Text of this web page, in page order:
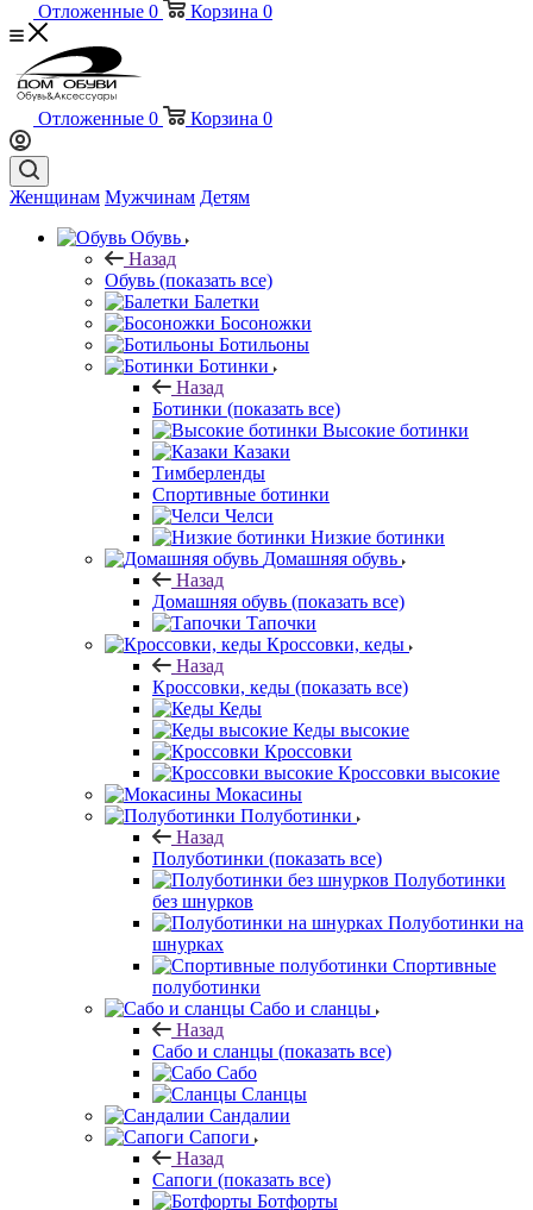
Отложенные 0 Корзина 0
Отложенные 0 Корзина 0
Женщинам Мужчинам Детям
Обувь
Назад
Обувь (показать все)
Балетки
Босоножки
Ботильоны
Ботинки
Назад
Ботинки (показать все)
Высокие ботинки
Казаки
Тимберленды
Спортивные ботинки
Челси
Низкие ботинки
Домашняя обувь
Назад
Домашняя обувь (показать все)
Тапочки
Кроссовки, кеды
Назад
Кроссовки, кеды (показать все)
Кеды
Кеды высокие
Кроссовки
Кроссовки высокие
Мокасины
Полуботинки
Назад
Полуботинки (показать все)
Полуботинки
без шнурков
Полуботинки на
шнурках
Спортивные
полуботинки
Сабо и сланцы
Назад
Сабо и сланцы (показать все)
Сабо
Сланцы
Сандалии
Сапоги
Назад
Сапоги (показать все)
Ботфорты